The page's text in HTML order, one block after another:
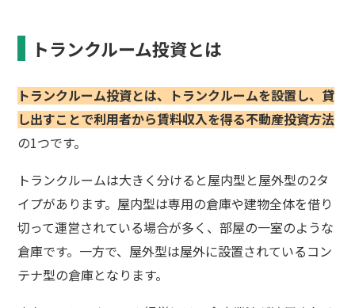
トランクルーム投資とは
トランクルーム投資とは、トランクルームを設置し、貸
し出すことで利用者から賃料収入を得る不動産投資方法
の1つです。
トランクルームは大きく分けると屋内型と屋外型の2タ
イプがあります。屋内型は専用の倉庫や建物全体を借り
切って運営されている場合が多く、部屋の一室のような
倉庫です。一方で、屋外型は屋外に設置されているコン
テナ型の倉庫となります。